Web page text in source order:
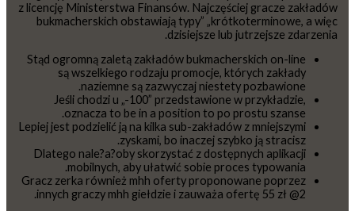
z licencję Ministerstwa Finansów. Najczęściej gracze zakładów
bukmacherskich obstawiają typy” „krótkoterminowe, a więc
dzisiejsze lub jutrzejsze zdarzenia.
Stąd ogromną zaletą zakładów bukmacherskich on-line
są wszelkiego rodzaju promocje, których zakłady
naziemne są zazwyczaj niestety pozbawione.
Jeśli chodzi u „-100” przedstawione w przykładzie,
oznacza to be in a position to po prostu szanse.
Lepiej jest podzielić ją na kilka sub-zakładów z mniejszymi
zyskami, bo inaczej szybko ją stracisz.
Dlatego nale?a?oby skorzystać z dostępnych aplikacji
mobilnych, aby ułatwić sobie proces typowania.
Gracz zerka również mhh oferty proponowane poprzez
innych graczy mhh giełdzie i zauważa ofertę 55 zł @2.